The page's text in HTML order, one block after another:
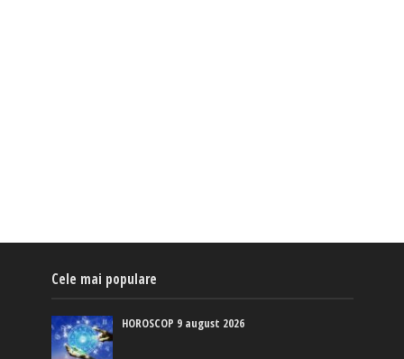
Cele mai populare
HOROSCOP 9 august 2026